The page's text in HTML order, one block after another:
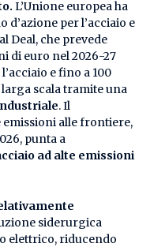
L’Unione europea ha
d’azione per l’acciaio e
Deal, che prevede
di euro nel 2026-27
e fino a 100
scala tramite una
. Il
alle frontiere,
punta a
ad alte emissioni
siderurgica
elettrico, riducendo